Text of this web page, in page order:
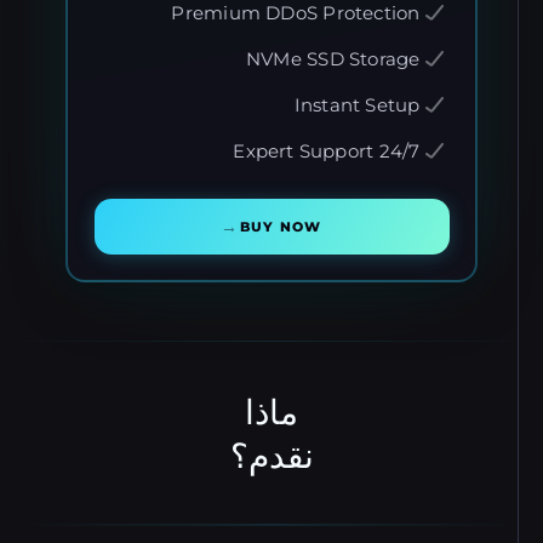
Premium DDoS Protection
NVMe SSD Storage
Instant Setup
24/7 Expert Support
BUY NOW
→
ماذا
نقدم؟